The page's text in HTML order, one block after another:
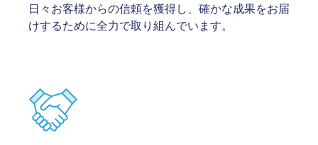
日々お客様からの信頼を獲得し、確かな成果をお届
けするために全力で取り組んでいます。
Image